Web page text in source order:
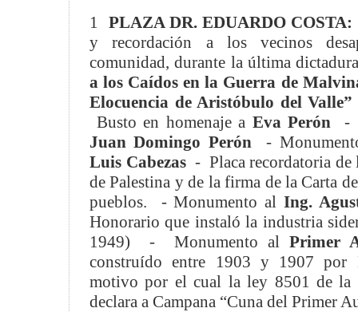
1 PLAZA DR. EDUARDO COSTA:
y recordación a los vecinos
comunidad, durante la última
a los Caídos en la Guerra de
Elocuencia de Aristóbulo del Valle”
Busto en homenaje a Eva Perón -
Juan Domingo Perón-
Luis Cabezas- Placa recordatoria de
de Palestina y de la firma de la Carta
pueblos. - Monumento al Ing.
Honorario que instaló la industria
1949) - Monumento al Primer
construído entre 1903 y 1907 por
motivo por el cual la ley 8501 de la
declara a Campana “Cuna del Primer